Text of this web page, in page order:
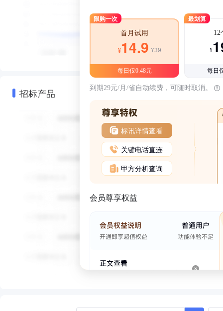
招标产品
限购一次
首月试用
¥14.9 ¥39
每日仅0.48元
最划算
12
¥
每日
到期29元/月/省自动续费，可随时取消。
标讯详情查看
关键电话直连
甲方分析查询
会员尊享权益